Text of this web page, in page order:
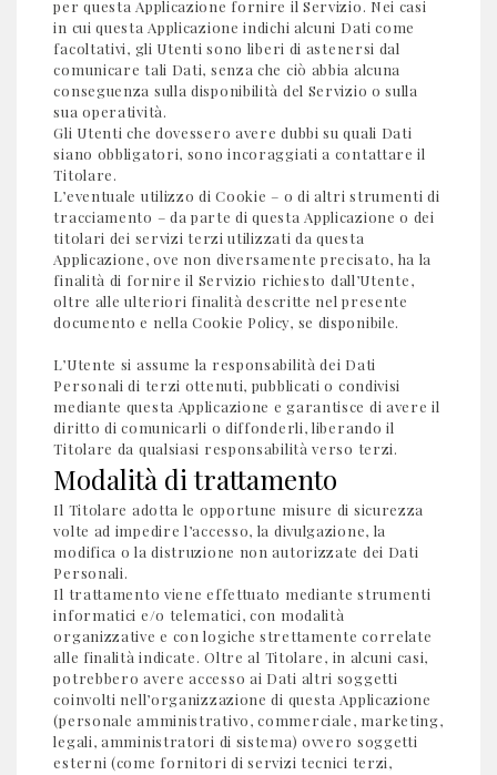
per questa Applicazione fornire il Servizio. Nei casi
in cui questa Applicazione indichi alcuni Dati come
facoltativi, gli Utenti sono liberi di astenersi dal
comunicare tali Dati, senza che ciò abbia alcuna
conseguenza sulla disponibilità del Servizio o sulla
sua operatività.
Gli Utenti che dovessero avere dubbi su quali Dati
siano obbligatori, sono incoraggiati a contattare il
Titolare.
L’eventuale utilizzo di Cookie – o di altri strumenti di
tracciamento – da parte di questa Applicazione o dei
titolari dei servizi terzi utilizzati da questa
Applicazione, ove non diversamente precisato, ha la
finalità di fornire il Servizio richiesto dall’Utente,
oltre alle ulteriori finalità descritte nel presente
documento e nella Cookie Policy, se disponibile.
L’Utente si assume la responsabilità dei Dati
Personali di terzi ottenuti, pubblicati o condivisi
mediante questa Applicazione e garantisce di avere il
diritto di comunicarli o diffonderli, liberando il
Titolare da qualsiasi responsabilità verso terzi.
Modalità di trattamento
Il Titolare adotta le opportune misure di sicurezza
volte ad impedire l’accesso, la divulgazione, la
modifica o la distruzione non autorizzate dei Dati
Personali.
Il trattamento viene effettuato mediante strumenti
informatici e/o telematici, con modalità
organizzative e con logiche strettamente correlate
alle finalità indicate. Oltre al Titolare, in alcuni casi,
potrebbero avere accesso ai Dati altri soggetti
coinvolti nell’organizzazione di questa Applicazione
(personale amministrativo, commerciale, marketing,
legali, amministratori di sistema) ovvero soggetti
esterni (come fornitori di servizi tecnici terzi,